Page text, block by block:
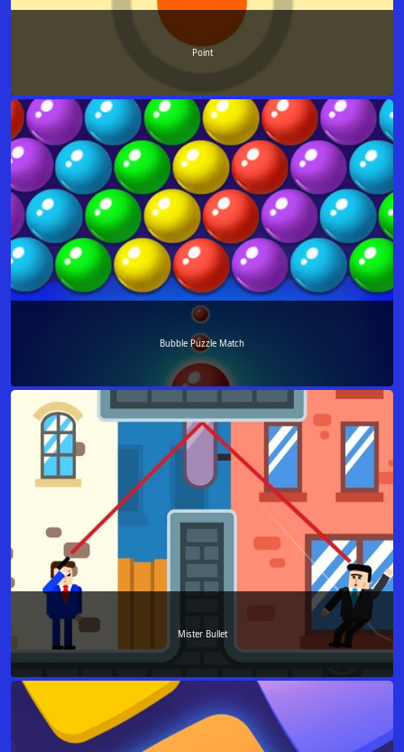
Point
Bubble Puzzle Match
Mister Bullet